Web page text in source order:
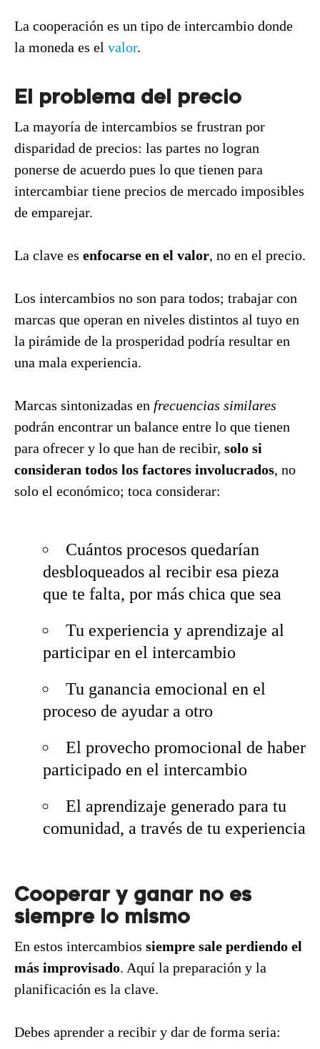
La cooperación es un tipo de intercambio donde
la moneda es el valor.
El problema del precio
La mayoría de intercambios se frustran por
disparidad de precios: las partes no logran
ponerse de acuerdo pues lo que tienen para
intercambiar tiene precios de mercado imposibles
de emparejar.
La clave es enfocarse en el valor, no en el precio.
Los intercambios no son para todos; trabajar con
marcas que operan en niveles distintos al tuyo en
la pirámide de la prosperidad podría resultar en
una mala experiencia.
Marcas sintonizadas en frecuencias similares
podrán encontrar un balance entre lo que tienen
para ofrecer y lo que han de recibir, solo si
consideran todos los factores involucrados, no
solo el económico; toca considerar:
Cuántos procesos quedarían
desbloqueados al recibir esa pieza
que te falta, por más chica que sea
Tu experiencia y aprendizaje al
participar en el intercambio
Tu ganancia emocional en el
proceso de ayudar a otro
El provecho promocional de haber
participado en el intercambio
El aprendizaje generado para tu
comunidad, a través de tu experiencia
Cooperar y ganar no es
siempre lo mismo
En estos intercambios siempre sale perdiendo el
más improvisado. Aquí la preparación y la
planificación es la clave.
Debes aprender a recibir y dar de forma seria: